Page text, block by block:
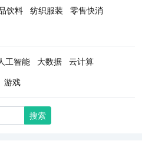
饮料 纺织服装
零售快消
工智能 大数据 云计算
游戏
搜索